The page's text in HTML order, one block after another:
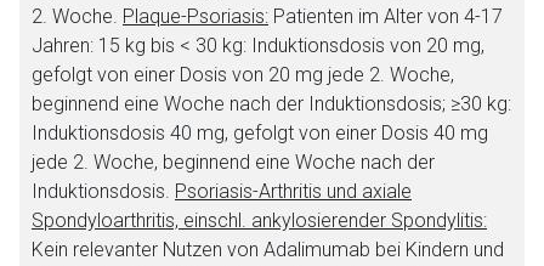
2. Woche. Plaque-Psoriasis: Patienten im Alter von 4-17
Jahren: 15 kg bis < 30 kg: Induktionsdosis von 20 mg,
gefolgt von einer Dosis von 20 mg jede 2. Woche,
beginnend eine Woche nach der Induktionsdosis; ≥30 kg:
Induktionsdosis 40 mg, gefolgt von einer Dosis 40 mg
jede 2. Woche, beginnend eine Woche nach der
Induktionsdosis. Psoriasis-Arthritis und axiale
Spondyloarthritis, einschl. ankylosierender Spondylitis:
Kein relevanter Nutzen von Adalimumab bei Kindern und